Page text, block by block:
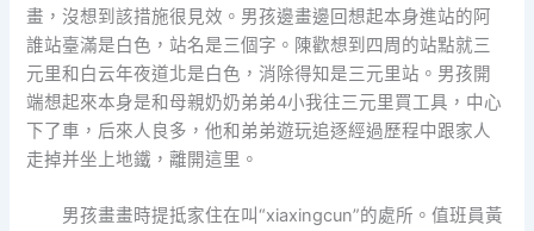
畫，沒想到該措施很見效。男孩邊畫邊回想起本身進站的阿
誰站臺滿是白色，站名是三個字。陳歡想到四周的站點就三
元里和白云年夜道北是白色，消除得知是三元里站。男孩開
端想起來本身是和母親奶奶弟弟4小我往三元里買工具，中心
下了車，后來人良多，他和弟弟遊玩追逐經過歷程中跟家人
走掉并坐上地鐵，離開這里。
男孩畫畫時提抵家住在叫“xiaxingcun”的處所。值班員黃